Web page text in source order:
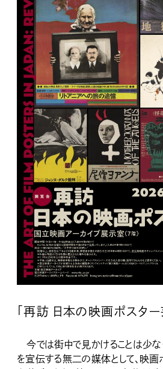
「再訪 日本の映画ポスター
今では街中で見かけることは少な
を宣伝する無二の媒体として、映